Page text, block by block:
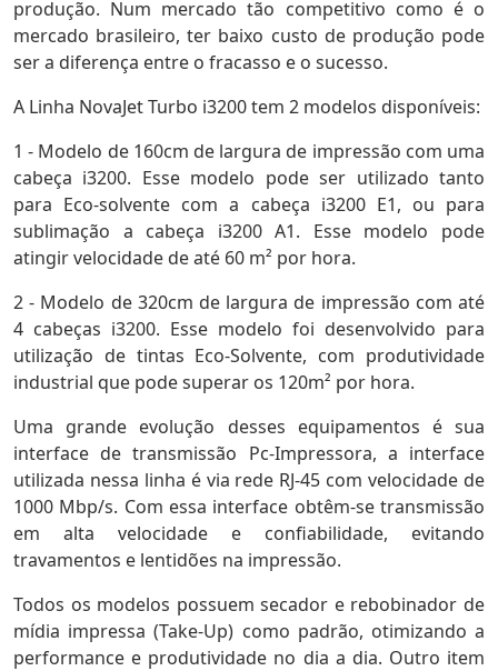
produção. Num mercado tão competitivo como é o
mercado brasileiro, ter baixo custo de produção pode
ser a diferença entre o fracasso e o sucesso.
A Linha NovaJet Turbo i3200 tem 2 modelos disponíveis:
1 - Modelo de 160cm de largura de impressão com uma
cabeça i3200. Esse modelo pode ser utilizado tanto
para Eco-solvente com a cabeça i3200 E1, ou para
sublimação a cabeça i3200 A1. Esse modelo pode
atingir velocidade de até 60 m² por hora.
2 - Modelo de 320cm de largura de impressão com até
4 cabeças i3200. Esse modelo foi desenvolvido para
utilização de tintas Eco-Solvente, com produtividade
industrial que pode superar os 120m² por hora.
Uma grande evolução desses equipamentos é sua
interface de transmissão Pc-Impressora, a interface
utilizada nessa linha é via rede RJ-45 com velocidade de
1000 Mbp/s. Com essa interface obtêm-se transmissão
em alta velocidade e confiabilidade, evitando
travamentos e lentidões na impressão.
Todos os modelos possuem secador e rebobinador de
mídia impressa (Take-Up) como padrão, otimizando a
performance e produtividade no dia a dia. Outro item